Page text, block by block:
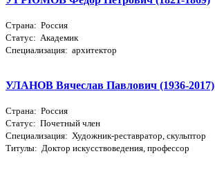
Страна: Россия
Статус: Академик
Специализация: архитектор
УЛАНОВ Вячеслав Павлович (1936-2017)
Страна: Россия
Статус: Почетный член
Специализация: Художник-реставратор, скульптор
Титулы: Доктор искусствоведения, профессор